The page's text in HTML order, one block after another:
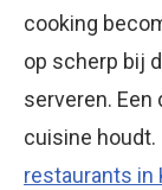
cooking
op scherp bij
serveren.
cuisine houdt.
restaurants in